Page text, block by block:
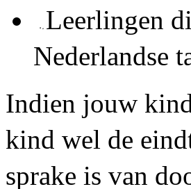
Leerlingen
Nederlandse
Indien jouw
kind wel de
sprake is van